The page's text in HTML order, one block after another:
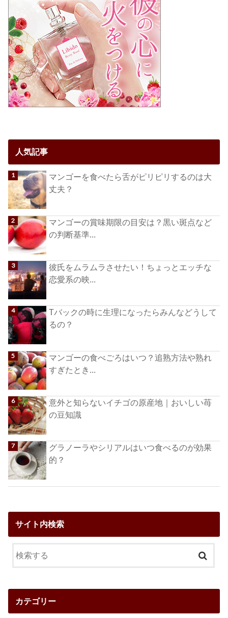
人気記事
マンゴーを食べたら舌がピリピリするのは大
丈夫？
マンゴーの賞味期限の目安は？黒い斑点など
の判断基準...
彼氏をムラムラさせたい！ちょっとエッチな
恋愛系の映...
Tバックの時に生理になったらみんなどうして
るの？
マンゴーの食べごろはいつ？追熟方法や熟れ
すぎたとき...
意外と知らないイチゴの原産地｜おいしい苺
の豆知識
グラノーラやシリアルはいつ食べるのが効果
的？
サイト内検索
カテゴリー